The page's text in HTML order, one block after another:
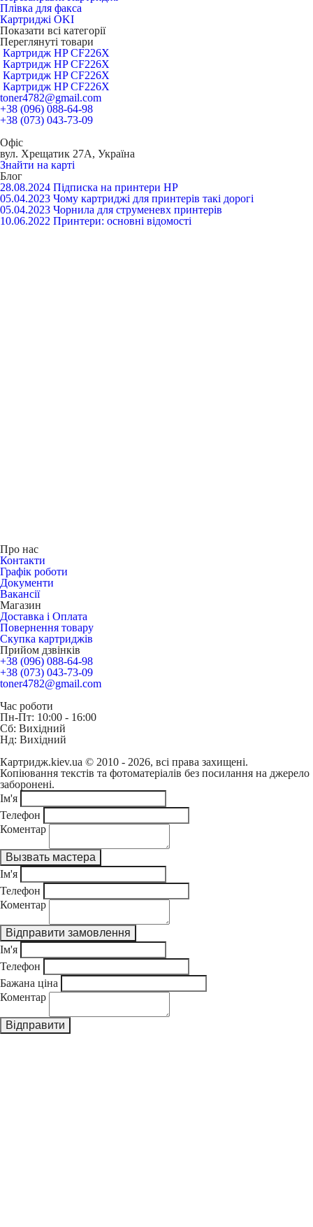
Плівка для факса
Картриджі OKI
Показати всі категорії
Переглянуті товари
Картридж HP CF226X
Картридж HP CF226X
Картридж HP CF226X
Картридж HP CF226X
toner4782@gmail.com
+38 (096) 088-64-98
+38 (073) 043-73-09
Офіс
вул. Хрещатик 27А, Україна
Знайти на карті
Блог
28.08.2024 Підписка на принтери HP
05.04.2023 Чому картриджі для принтерів такі дорогі
05.04.2023 Чорнила для струменевх принтерів
10.06.2022 Принтери: основні відомості
Про нас
Контакти
Графік роботи
Документи
Вакансії
Магазин
Доставка і Оплата
Повернення товару
Скупка картриджів
Прийом дзвінків
+38 (096) 088-64-98
+38 (073) 043-73-09
toner4782@gmail.com
Час роботи
Пн-Пт: 10:00 - 16:00
Сб: Вихідний
Нд: Вихідний
Картридж.kiev.ua © 2010 - 2026, всі права захищені.
Копіювання текстів та фотоматеріалів без посилання на джерело
заборонені.
Ім'я
Телефон
Коментар
Ім'я
Телефон
Коментар
Ім'я
Телефон
Бажана ціна
Коментар